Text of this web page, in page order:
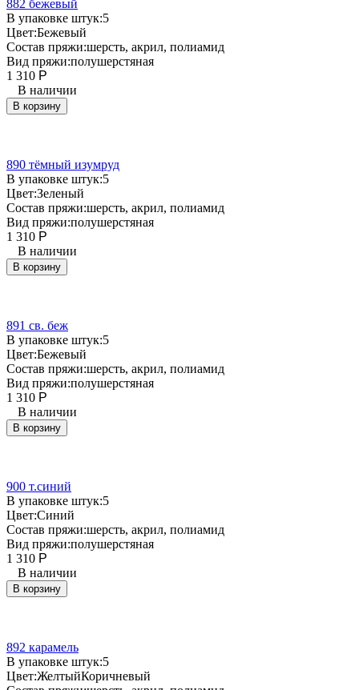
882 бежевый
В упаковке штук:5
Цвет:Бежевый
Состав пряжи:шерсть, акрил, полиамид
Вид пряжи:полушерстяная
1 310 Р
В наличии
В корзину
890 тёмный изумруд
В упаковке штук:5
Цвет:Зеленый
Состав пряжи:шерсть, акрил, полиамид
Вид пряжи:полушерстяная
1 310 Р
В наличии
В корзину
891 св. беж
В упаковке штук:5
Цвет:Бежевый
Состав пряжи:шерсть, акрил, полиамид
Вид пряжи:полушерстяная
1 310 Р
В наличии
В корзину
900 т.синий
В упаковке штук:5
Цвет:Синий
Состав пряжи:шерсть, акрил, полиамид
Вид пряжи:полушерстяная
1 310 Р
В наличии
В корзину
892 карамель
В упаковке штук:5
Цвет:ЖелтыйКоричневый